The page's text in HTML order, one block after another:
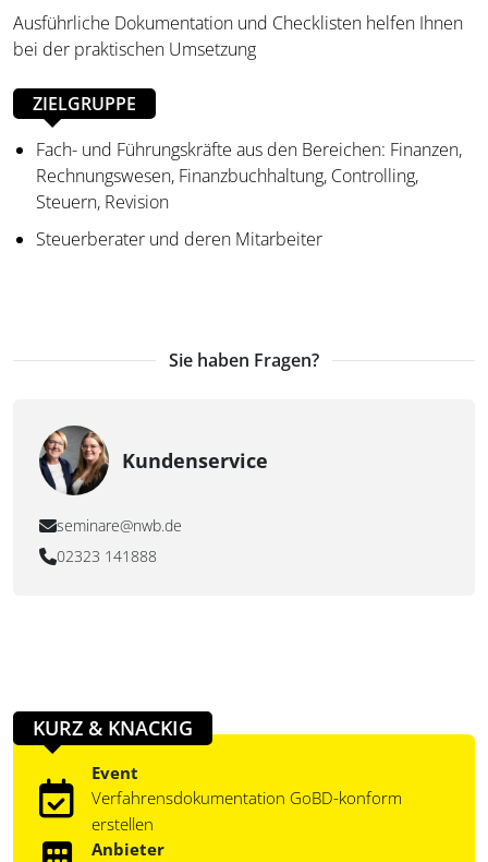
Ausführliche Dokumentation und Checklisten helfen Ihnen
bei der praktischen Umsetzung
ZIELGRUPPE
Fach- und Führungskräfte aus den Bereichen: Finanzen,
Rechnungswesen, Finanzbuchhaltung, Controlling,
Steuern, Revision
Steuerberater und deren Mitarbeiter
Sie haben Fragen?
Kundenservice
seminare@nwb.de
02323 141888
KURZ & KNACKIG
Event
Verfahrensdokumentation GoBD-konform
erstellen
Anbieter